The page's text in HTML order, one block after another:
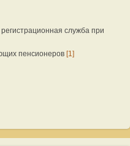
служба при
пенсионеров [1]